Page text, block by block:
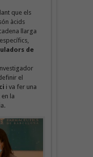
que els
àcids
llarga
de
el
i va fer una
la